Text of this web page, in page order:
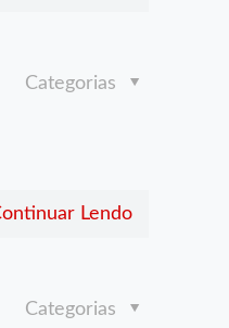
Categorias
Lendo
Categorias